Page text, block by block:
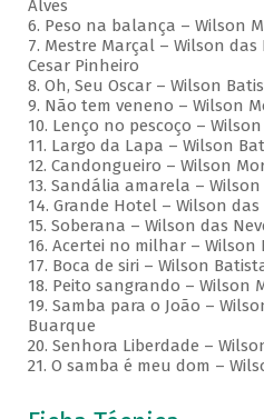
Alves
6. Peso na balança – Wilson
7. Mestre Marçal – Wilson das
Cesar Pinheiro
8. Oh, Seu Oscar – Wilson
9. Não tem veneno – Wilson
10. Lenço no pescoço –
11. Largo da Lapa – Wilson
12. Candongueiro – Wilson
13. Sandália amarela –
14. Grande Hotel – Wilson
15. Soberana – Wilson das
16. Acertei no milhar –
17. Boca de siri – Wilson
18. Peito sangrando – Wilson
19. Samba para o João –
Buarque
20. Senhora Liberdade –
21. O samba é meu dom –